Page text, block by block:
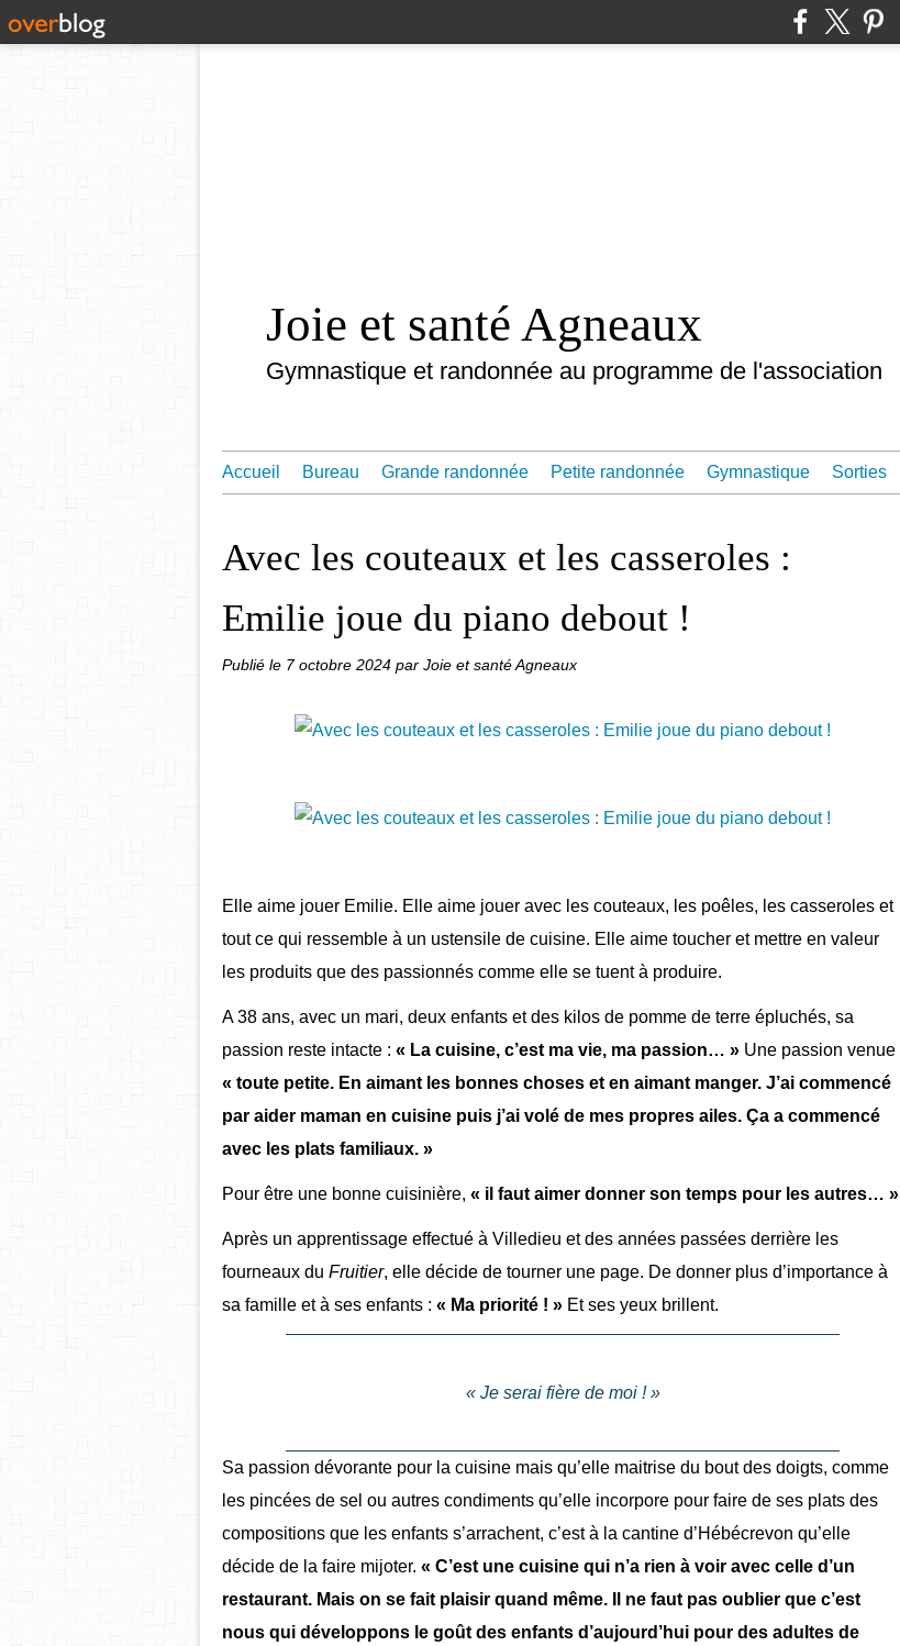
Joie et santé Agneaux
Gymnastique et randonnée au programme de l'association
Accueil Bureau Grande randonnée Petite randonnée Gymnastique Sorties
Avec les couteaux et les casseroles :
Emilie joue du piano debout !
Publié le 7 octobre 2024 par Joie et santé Agneaux
Elle aime jouer Emilie. Elle aime jouer avec les couteaux, les poêles, les casseroles et
tout ce qui ressemble à un ustensile de cuisine. Elle aime toucher et mettre en valeur
les produits que des passionnés comme elle se tuent à produire.
A 38 ans, avec un mari, deux enfants et des kilos de pomme de terre épluchés, sa
passion reste intacte : « La cuisine, c’est ma vie, ma passion… » Une passion venue
« toute petite. En aimant les bonnes choses et en aimant manger. J’ai commencé
par aider maman en cuisine puis j’ai volé de mes propres ailes. Ça a commencé
avec les plats familiaux. »
Pour être une bonne cuisinière, « il faut aimer donner son temps pour les autres… »
Après un apprentissage effectué à Villedieu et des années passées derrière les
fourneaux du Fruitier, elle décide de tourner une page. De donner plus d’importance à
sa famille et à ses enfants : « Ma priorité ! » Et ses yeux brillent.
« Je serai fière de moi ! »
Sa passion dévorante pour la cuisine mais qu’elle maitrise du bout des doigts, comme
les pincées de sel ou autres condiments qu’elle incorpore pour faire de ses plats des
compositions que les enfants s’arrachent, c’est à la cantine d’Hébécrevon qu’elle
décide de la faire mijoter. « C’est une cuisine qui n’a rien à voir avec celle d’un
restaurant. Mais on se fait plaisir quand même. Il ne faut pas oublier que c’est
nous qui développons le goût des enfants d’aujourd’hui pour des adultes de